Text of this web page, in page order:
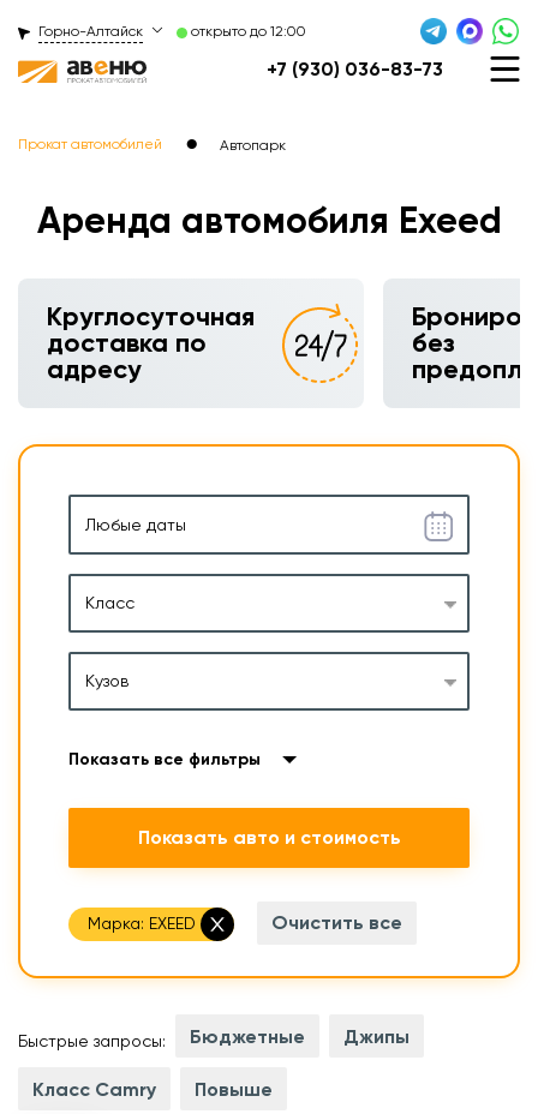
Горно-Алтайск открыто до 12:00
+7 (930) 036-83-73
Прокат автомобилей ● Автопарк
Аренда автомобиля Exeed
Круглосуточная
доставка по
адресу
без
Класс
Кузов
Показать все фильтры
Показать авто и стоимость
Марка: EXEED Очистить все
Быстрые запросы: Бюджетные Джипы
Класс Camry Повыше